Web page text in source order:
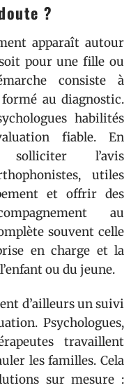
?
apparaît autour
pour une fille ou
consiste à
au diagnostic.
habilités
fiable. En
l’avis
utiles
et offrir des
au
souvent celle
en charge et la
ou du jeune.
d’ailleurs un suivi
Psychologues,
travaillent
les familles. Cela
sur mesure :